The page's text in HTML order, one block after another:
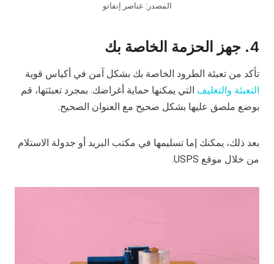
المصدر: عناصر إنفاتو
4. جهز الحزمة الخاصة بك
تأكد من تعبئة الطرود الخاصة بك بشكل آمن في أكياس قوية
التعبئة والتغليف التي يمكنها حماية أغراضك. بمجرد تعبئتها، قم
بوضع ملصق عليها بشكل صحيح مع العنوان الصحيح.
بعد ذلك، يمكنك إما تسليمها في مكتب البريد أو جدولة الاستلام
من خلال موقع USPS.